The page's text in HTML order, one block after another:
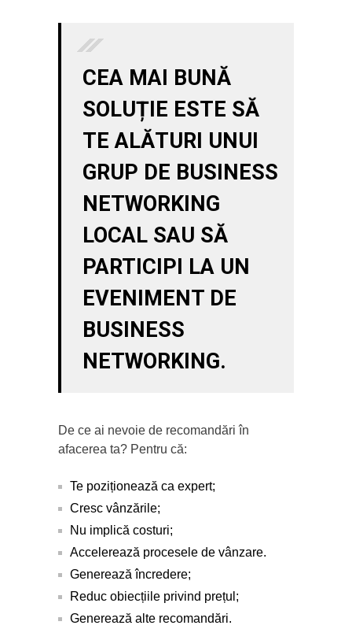
CEA MAI BUNĂ
SOLUȚIE ESTE SĂ
TE ALĂTURI UNUI
GRUP DE BUSINESS
NETWORKING
LOCAL SAU SĂ
PARTICIPI LA UN
EVENIMENT DE
BUSINESS
NETWORKING.
De ce ai nevoie de recomandări în
afacerea ta? Pentru că:
Te poziționează ca expert;
Cresc vânzările;
Nu implică costuri;
Accelerează procesele de vânzare.
Generează încredere;
Reduc obiecțiile privind prețul;
Generează alte recomandări.